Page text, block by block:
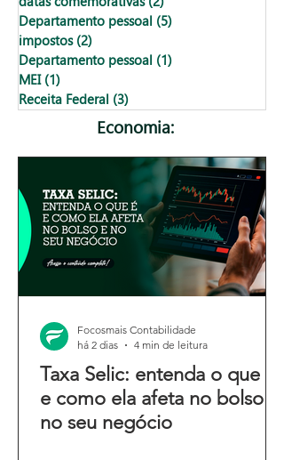
Departamento pessoal (5)
impostos (2)
Departamento pessoal (1)
MEI (1)
Receita Federal (3)
Economia:
Taxa Selic: entenda o que é
e como ela afeta no bolso e
no seu negócio
Focosmais Contabilidade
há 2 dias
4 min de leitura